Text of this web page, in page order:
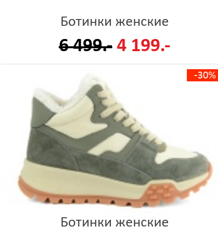
Ботинки женские
6 499.- 4 199.-
-30%
Ботинки женские